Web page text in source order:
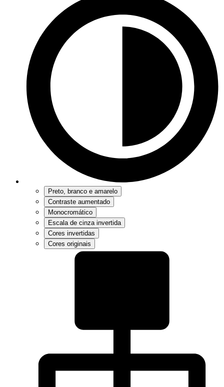
Preto, branco e amarelo
Contraste aumentado
Monocromático
Escala de cinza invertida
Cores invertidas
Cores originais